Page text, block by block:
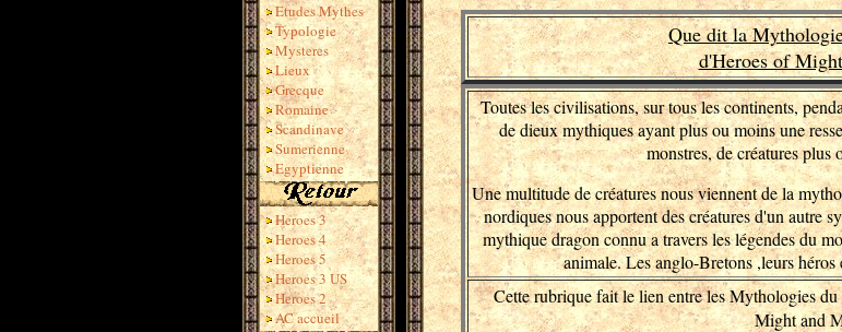
Etudes Mythes
Typologie
Mysteres
Lieux
Grecque
Romaine
Scandinave
Sumerienne
Egyptienne
Heroes 3
Heroes 4
Heroes 5
Heroes 3 US
Heroes 2
AC accueil
Que dit la
d'Heroes of
Toutes les civilisations, sur tous les continents,
de dieux mythiques ayant plus ou moins une
monstres, de créatures plus
Une multitude de créatures nous viennent de la
nordiques nous apportent des créatures d'un autre
mythique dragon connu a travers les légendes du
animale. Les anglo-Bretons ,leurs
Cette rubrique fait le lien entre les Mythologies
Might and